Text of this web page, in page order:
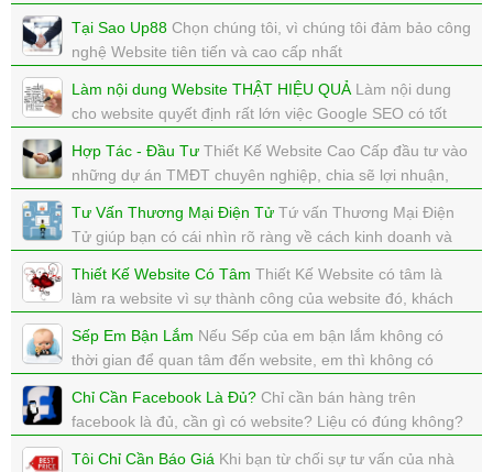
xem: 3258 | cập nhật: 10/01/2018 21:29
Tại Sao Up88 Chọn chúng tôi, vì chúng tôi đảm bảo công
nghệ Website tiên tiến và cao cấp nhất
Làm nội dung Website THẬT HIỆU QUẢ Làm nội dung
cho website quyết định rất lớn việc Google SEO có tốt
hàng không.
xem: 3400 | cập nhật: 16/12/2017 15:55
Hợp Tác - Đầu Tư Thiết Kế Website Cao Cấp đầu tư vào
những dự án TMĐT chuyên nghiệp, chia sẽ lợi nhuận,
xem: 9560 | cập nhật: 16/12/2017 15:55
Tư Vấn Thương Mại Điện Tử Tứ vấn Thương Mại Điện
Tử giúp bạn có cái nhìn rõ ràng về cách kinh doanh và
Thiết Kế Website Có Tâm Thiết Kế Website có tâm là
làm ra website vì sự thành công của website đó, khách
xem: 5508 | cập nhật: 16/12/2017 15:48
Sếp Em Bận Lắm Nếu Sếp của em bận lắm không có
thời gian để quan tâm đến website, em thì không có
Chỉ Cần Facebook Là Đủ? Chỉ cần bán hàng trên
facebook là đủ, cần gì có website? Liệu có đúng không?
Tôi Chỉ Cần Báo Giá Khi bạn từ chối sự tư vấn của nhà